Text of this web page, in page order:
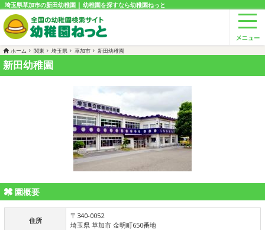
埼玉県草加市の新田幼稚園 | 幼稚園を探すなら幼稚園ねっと
ホーム 関東 埼玉県 草加市 新田幼稚園
新田幼稚園
園概要
住所
〒340-0052
埼玉県 草加市 金明町650番地